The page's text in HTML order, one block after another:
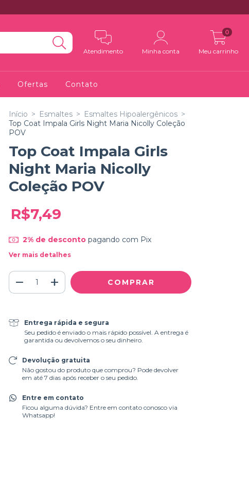
Atendimento Minha conta Meu carrinho
0
Ofertas Contato
Início > Esmaltes > Esmaltes Hipoalergênicos >
Top Coat Impala Girls Night Maria Nicolly Coleção
POV
Top Coat Impala Girls
Night Maria Nicolly
Coleção POV
R$7,49
2% de descontopagando com Pix
Ver mais detalhes
Entrega rápida e segura
Seu pedido é enviado o mais rápido possível. A entrega é
garantida ou devolvemos o seu dinheiro.
Devolução gratuita
Não gostou do produto que comprou? Pode devolver
em até 7 dias após receber o seu pedido.
Entre em contato
Ficou alguma dúvida? Entre em contato conosco via
Whatsapp!